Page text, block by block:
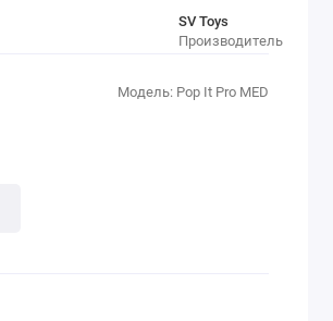
Модель: Pop It Pro MED
SV Toys
Производитель